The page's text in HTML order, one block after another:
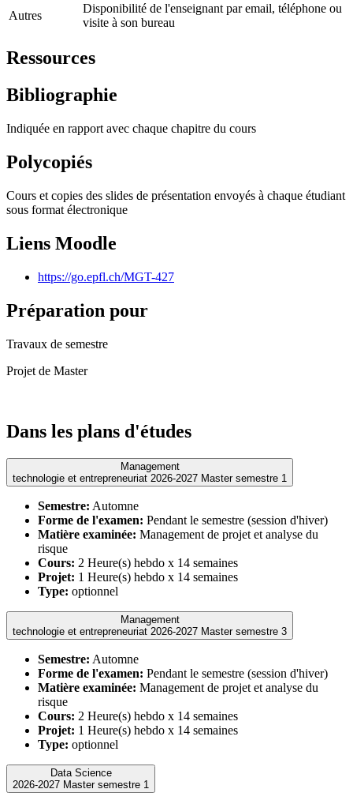
Autres
Disponibilité de l'enseignant par email, téléphone ou
visite à son bureau
Ressources
Bibliographie
Indiquée en rapport avec chaque chapitre du cours
Polycopiés
Cours et copies des slides de présentation envoyés à chaque étudiant
sous format électronique
Liens Moodle
https://go.epfl.ch/MGT-427
Préparation pour
Travaux de semestre
Projet de Master
Dans les plans d'études
Management
technologie et entrepreneuriat 2026-2027 Master semestre 1
Semestre: Automne
Forme de l'examen: Pendant le semestre (session d'hiver)
Matière examinée: Management de projet et analyse du
risque
Cours: 2 Heure(s) hebdo x 14 semaines
Projet: 1 Heure(s) hebdo x 14 semaines
Type: optionnel
Management
technologie et entrepreneuriat 2026-2027 Master semestre 3
Semestre: Automne
Forme de l'examen: Pendant le semestre (session d'hiver)
Matière examinée: Management de projet et analyse du
risque
Cours: 2 Heure(s) hebdo x 14 semaines
Projet: 1 Heure(s) hebdo x 14 semaines
Type: optionnel
Data Science
2026-2027 Master semestre 1